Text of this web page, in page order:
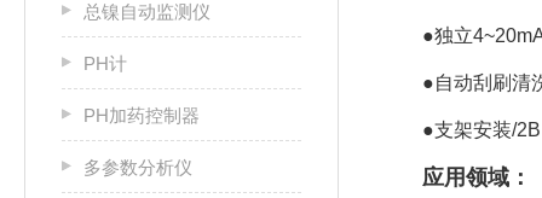
总镍自动监测仪
PH计
PH加药控制器
多参数分析仪
●独立
●自动刮刷清
●支架安装/
应用领域：